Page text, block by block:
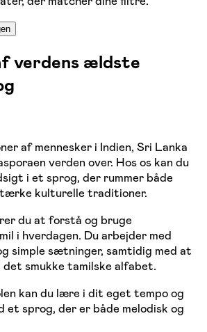
verdens ældste
af mennesker i Indien, Sri Lanka
verden over. Hos os kan du
i et sprog, der rummer både
kulturelle traditioner.
du at forstå og bruge
i hverdagen. Du arbejder med
simple sætninger, samtidig med at
smukke tamilske alfabet.
kan du lære i dit eget tempo og
et sprog, der er både melodisk og